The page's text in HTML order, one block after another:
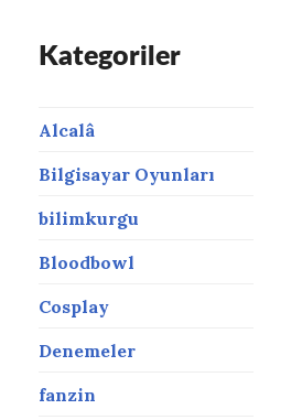
Kategoriler
Alcalâ
Bilgisayar Oyunları
bilimkurgu
Bloodbowl
Cosplay
Denemeler
fanzin